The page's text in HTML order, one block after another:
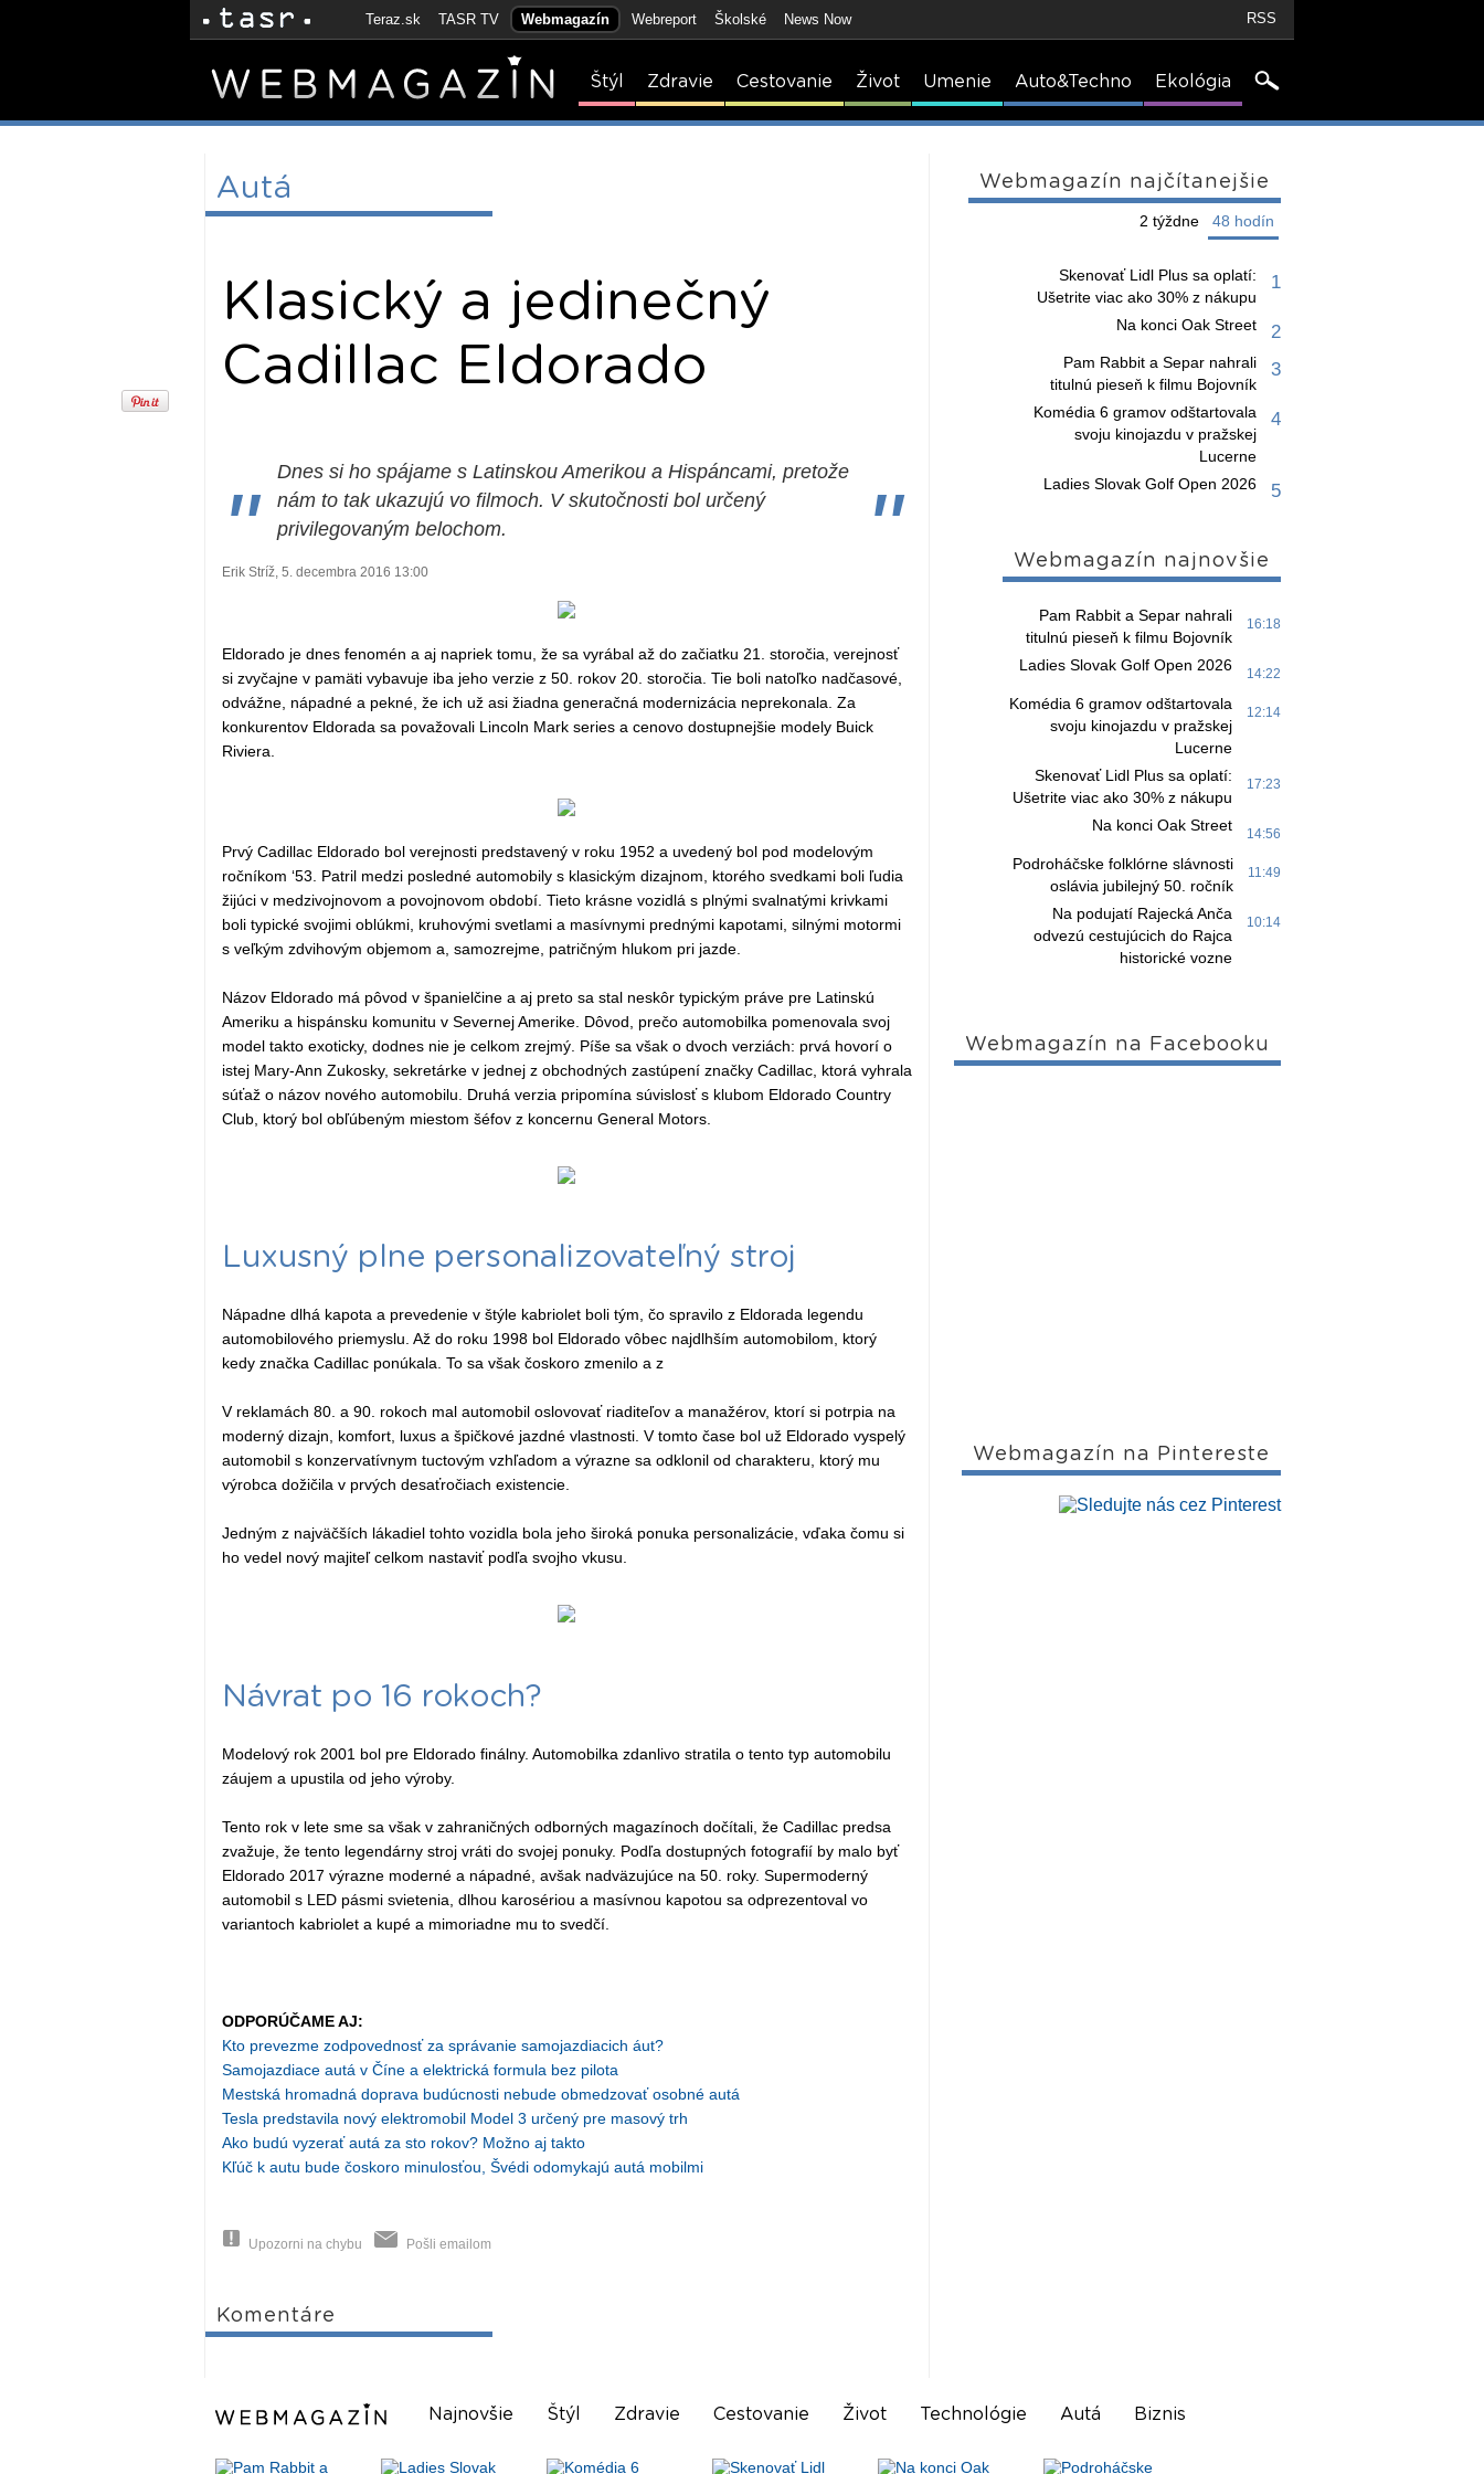
Teraz.sk TASR TV Webmagazín Webreport Školské News Now RSS
Štýl Zdravie Cestovanie Život Umenie Auto&Techno Ekológia
Autá
Klasický a jedinečný
Cadillac Eldorado
"
Dnes si ho spájame s Latinskou Amerikou a Hispáncami, pretože
nám to tak ukazujú vo filmoch. V skutočnosti bol určený
privilegovaným belochom.
"
Erik Stríž, 5. decembra 2016 13:00
Eldorado je dnes fenomén a aj napriek tomu, že sa vyrábal až do začiatku 21. storočia, verejnosť
si zvyčajne v pamäti vybavuje iba jeho verzie z 50. rokov 20. storočia. Tie boli natoľko nadčasové,
odvážne, nápadné a pekné, že ich už asi žiadna generačná modernizácia neprekonala. Za
konkurentov Eldorada sa považovali Lincoln Mark series a cenovo dostupnejšie modely Buick
Riviera.
Prvý Cadillac Eldorado bol verejnosti predstavený v roku 1952 a uvedený bol pod modelovým
ročníkom ‘53. Patril medzi posledné automobily s klasickým dizajnom, ktorého svedkami boli ľudia
žijúci v medzivojnovom a povojnovom období. Tieto krásne vozidlá s plnými svalnatými krivkami
boli typické svojimi oblúkmi, kruhovými svetlami a masívnymi prednými kapotami, silnými motormi
s veľkým zdvihovým objemom a, samozrejme, patričným hlukom pri jazde.
Názov Eldorado má pôvod v španielčine a aj preto sa stal neskôr typickým práve pre Latinskú
Ameriku a hispánsku komunitu v Severnej Amerike. Dôvod, prečo automobilka pomenovala svoj
model takto exoticky, dodnes nie je celkom zrejmý. Píše sa však o dvoch verziách: prvá hovorí o
istej Mary-Ann Zukosky, sekretárke v jednej z obchodných zastúpení značky Cadillac, ktorá vyhrala
súťaž o názov nového automobilu. Druhá verzia pripomína súvislosť s klubom Eldorado Country
Club, ktorý bol obľúbeným miestom šéfov z koncernu General Motors.
Luxusný plne personalizovateľný stroj
Nápadne dlhá kapota a prevedenie v štýle kabriolet boli tým, čo spravilo z Eldorada legendu
automobilového priemyslu. Až do roku 1998 bol Eldorado vôbec najdlhším automobilom, ktorý
kedy značka Cadillac ponúkala. To sa však čoskoro zmenilo a z
V reklamách 80. a 90. rokoch mal automobil oslovovať riaditeľov a manažérov, ktorí si potrpia na
moderný dizajn, komfort, luxus a špičkové jazdné vlastnosti. V tomto čase bol už Eldorado vyspelý
automobil s konzervatívnym tuctovým vzhľadom a výrazne sa odklonil od charakteru, ktorý mu
výrobca dožičila v prvých desaťročiach existencie.
Jedným z najväčších lákadiel tohto vozidla bola jeho široká ponuka personalizácie, vďaka čomu si
ho vedel nový majiteľ celkom nastaviť podľa svojho vkusu.
Návrat po 16 rokoch?
Modelový rok 2001 bol pre Eldorado finálny. Automobilka zdanlivo stratila o tento typ automobilu
záujem a upustila od jeho výroby.
Tento rok v lete sme sa však v zahraničných odborných magazínoch dočítali, že Cadillac predsa
zvažuje, že tento legendárny stroj vráti do svojej ponuky. Podľa dostupných fotografií by malo byť
Eldorado 2017 výrazne moderné a nápadné, avšak nadväzujúce na 50. roky. Supermoderný
automobil s LED pásmi svietenia, dlhou karosériou a masívnou kapotou sa odprezentoval vo
variantoch kabriolet a kupé a mimoriadne mu to svedčí.
ODPORÚČAME AJ:
Kto prevezme zodpovednosť za správanie samojazdiacich áut?
Samojazdiace autá v Číne a elektrická formula bez pilota
Mestská hromadná doprava budúcnosti nebude obmedzovať osobné autá
Tesla predstavila nový elektromobil Model 3 určený pre masový trh
Ako budú vyzerať autá za sto rokov? Možno aj takto
Kľúč k autu bude čoskoro minulosťou, Švédi odomykajú autá mobilmi
Upozorni na chybu Pošli emailom
Komentáre
Webmagazín najčítanejšie
48 hodín
2 týždne
1
Skenovať Lidl Plus sa oplatí:
Ušetrite viac ako 30% z nákupu
2
Na konci Oak Street
3
Pam Rabbit a Separ nahrali
titulnú pieseň k filmu Bojovník
4
Komédia 6 gramov odštartovala
svoju kinojazdu v pražskej
Lucerne
5
Ladies Slovak Golf Open 2026
Webmagazín najnovšie
16:18
Pam Rabbit a Separ nahrali
titulnú pieseň k filmu Bojovník
14:22
Ladies Slovak Golf Open 2026
12:14
Komédia 6 gramov odštartovala
svoju kinojazdu v pražskej
Lucerne
17:23
Skenovať Lidl Plus sa oplatí:
Ušetrite viac ako 30% z nákupu
14:56
Na konci Oak Street
11:49
Podroháčske folklórne slávnosti
oslávia jubilejný 50. ročník
10:14
Na podujatí Rajecká Anča
odvezú cestujúcich do Rajca
historické vozne
Webmagazín na Facebooku
Webmagazín na Pintereste
Najnovšie Štýl Zdravie Cestovanie Život Technológie Autá Biznis